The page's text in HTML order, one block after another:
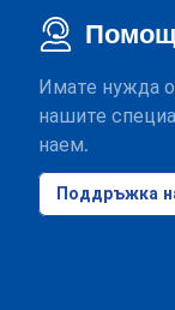
Помощ
Имате нужда
нашите
наем.
Поддръжка